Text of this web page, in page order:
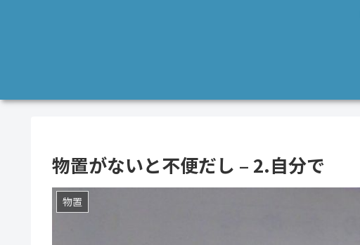
物置がないと不便だし – 2.自分で
物置